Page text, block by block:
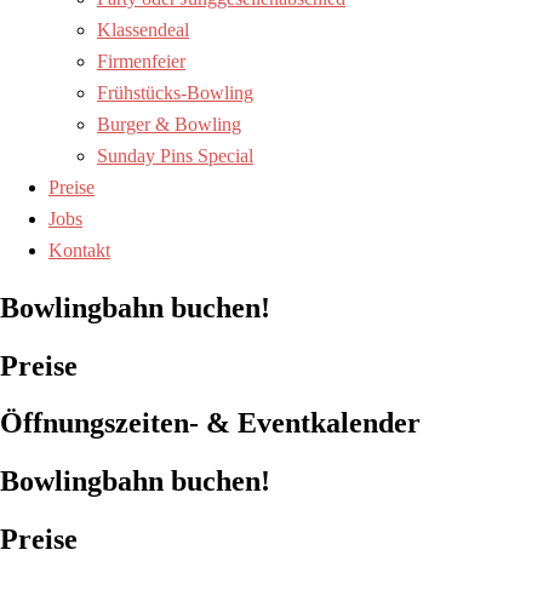
Klassendeal
Firmenfeier
Frühstücks-Bowling
Burger & Bowling
Sunday Pins Special
Preise
Jobs
Kontakt
Bowlingbahn buchen!
Preise
Öffnungszeiten- & Eventkalender
Bowlingbahn buchen!
Preise